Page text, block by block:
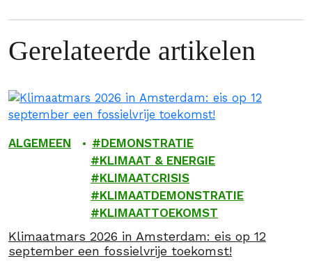
Gerelateerde artikelen
ALGEMEEN
DEMONSTRATIE
KLIMAAT & ENERGIE
KLIMAATCRISIS
KLIMAATDEMONSTRATIE
KLIMAATTOEKOMST
Klimaatmars 2026 in Amsterdam: eis op 12
september een fossielvrije toekomst!